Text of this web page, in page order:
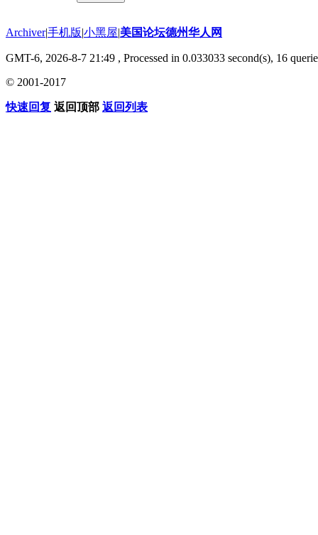
Archiver|手机版|小黑屋|美国论坛德州华人网
GMT-6, 2026-8-7 21:49 , Processed in 0.033033 second(s), 16
© 2001-2017
快速回复 返回顶部 返回列表